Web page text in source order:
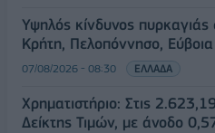
Υψηλός κίνδυνος πυρκαγιάς
Κρήτη, Πελοπόννησο, Εύβοια
07/08/2026 - 08:30 ΕΛΛΑΔΑ
Χρηματιστήριο: Στις
Δείκτης Τιμών, με άνοδο